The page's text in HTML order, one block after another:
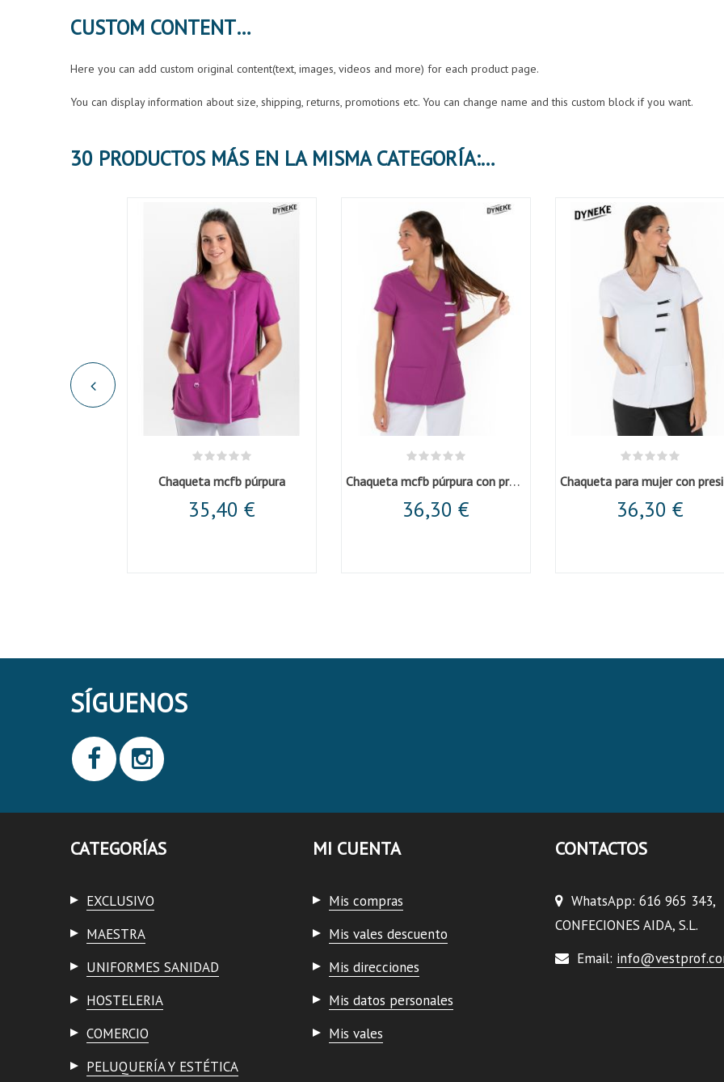
CUSTOM CONTENT
Here you can add custom original content(text, images, videos and more) for each product page.
You can display information about size, shipping, returns, promotions etc. You can change name and this custom block if you want.
30 PRODUCTOS MÁS EN LA MISMA CATEGORÍA:
Chaqueta mcfb púrpura
35,40 €
Chaqueta mcfb púrpura con presillas
36,30 € 36,30 €
SÍGUENOS
CATEGORÍAS
EXCLUSIVO
MAESTRA
UNIFORMES SANIDAD
HOSTELERIA
COMERCIO
PELUQUERÍA Y ESTÉTICA
MI CUENTA
Mis compras
Mis vales descuento
Mis direcciones
Mis datos personales
Mis vales
CONTACTOS
WhatsApp: 616 965 343,
CONFECIONES AIDA, S.L.
Email: